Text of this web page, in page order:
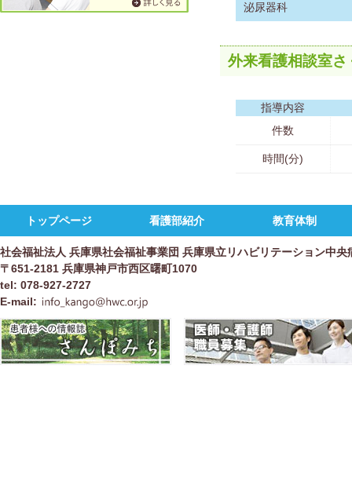
泌尿器科
外来看護相談室
指導内容
件数
時間(分)
トップページ 看護部紹介 教育体制
社会福祉法人 兵庫県社会福祉事業団 兵庫県立リハビリテーション中央
〒651-2181 兵庫県神戸市西区曙町1070
tel: 078-927-2727
E-mail: